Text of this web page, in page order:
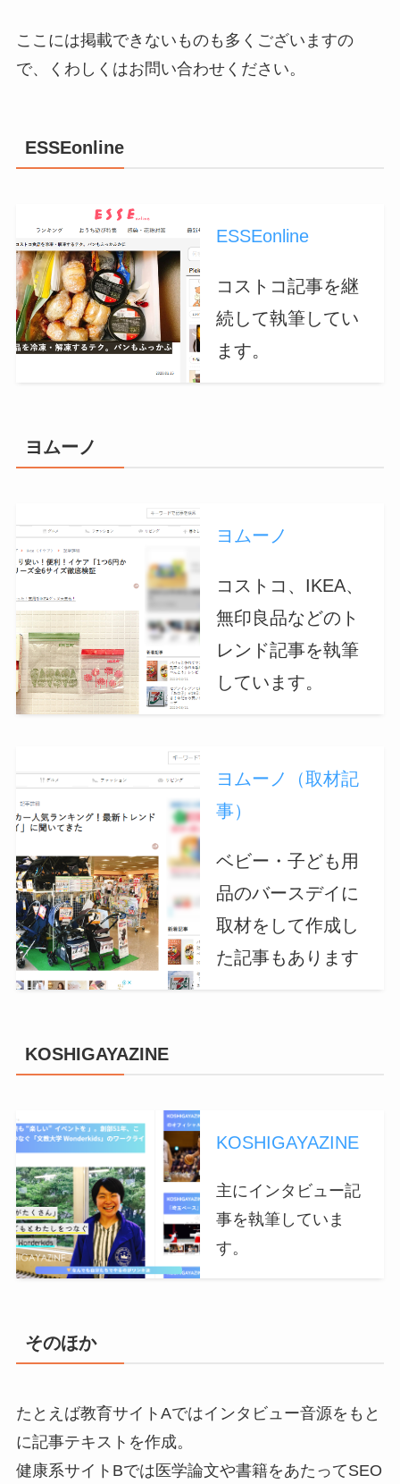
ここには掲載できないものも多くございますの
で、くわしくはお問い合わせください。
ESSEonline
ESSEonline
コストコ記事を継
続して執筆してい
ます。
ヨムーノ
ヨムーノ
コストコ、IKEA、
無印良品などのト
レンド記事を執筆
しています。
ヨムーノ（取材記
事）
ベビー・子ども用
品のバースデイに
取材をして作成し
た記事もあります
KOSHIGAYAZINE
KOSHIGAYAZINE
主にインタビュー記
事を執筆していま
す。
そのほか
たとえば教育サイトAではインタビュー音源をもと
に記事テキストを作成。
健康系サイトBでは医学論文や書籍をあたってSEO